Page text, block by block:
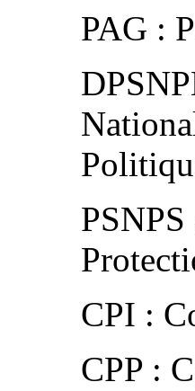
PAG :
CPI :
CPP :